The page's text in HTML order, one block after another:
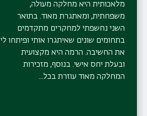
מלאכותית היא מחלקה מעולה,
משפחתית, ומאתגרת מאוד. בתואר
השני נחשפתי למחקרים מתקדמים
בתחומים שונים שאיתגרו אותי ופיתחו לי
את החשיבה. הרמה היא מקצועית
ובעלת יחס אישי. בנוסף, מזכירות
המחלקה מאוד עוזרת בכל...